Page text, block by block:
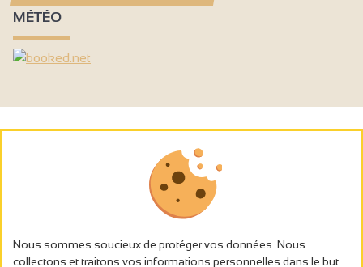
MÉTÉO
Nous sommes soucieux de protéger vos données. Nous
collectons et traitons vos informations personnelles dans le but